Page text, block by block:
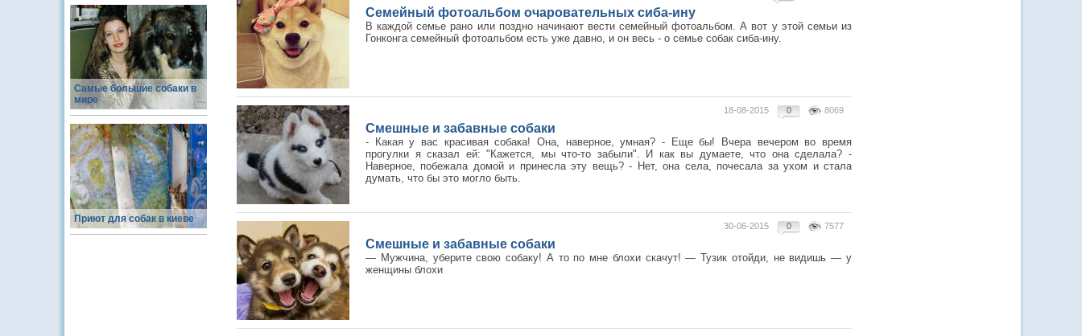
Самые большие собаки в
мире
Приют для собак в киеве
Семейный фотоальбом очаровательных сиба-ину
В каждой семье рано или поздно начинают вести семейный фотоальбом. А вот у этой семьи из
Гонконга семейный фотоальбом есть уже давно, и он весь - о семье собак сиба-ину.
8069
0
18-08-2015
Смешные и забавные собаки
- Какая у вас красивая собака! Она, наверное, умная? - Еще бы! Вчера вечером во время
прогулки я сказал ей: "Кажется, мы что-то забыли". И как вы думаете, что она сделала? -
Наверное, побежала домой и принесла эту вещь? - Нет, она села, почесала за ухом и стала
думать, что бы это могло быть.
7577
0
30-06-2015
Смешные и забавные собаки
— Мужчина, уберите свою собаку! А то по мне блохи скачут! — Тузик отойди, не видишь — у
женщины блохи